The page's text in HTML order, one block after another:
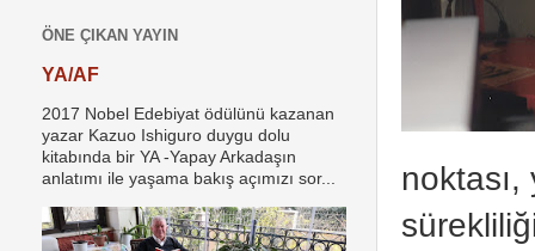
ÖNE ÇIKAN YAYIN
YA/AF
2017 Nobel Edebiyat ödülünü kazanan
yazar Kazuo Ishiguro duygu dolu
kitabında bir YA -Yapay Arkadaşın
anlatımı ile yaşama bakış açımızı sor...